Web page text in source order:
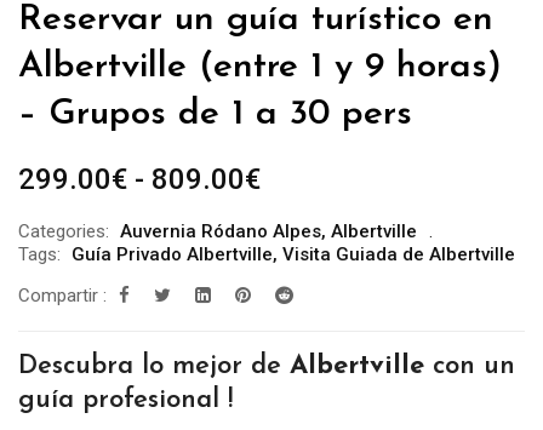
Reservar un guía turístico en
Albertville (entre 1 y 9 horas)
– Grupos de 1 a 30 pers
299.00€ - 809.00€Rango
precios:
desde
299.00€
hasta
809.00€
Categories: Auvernia Ródano Alpes, Albertville
Tags:
Guía Privado Albertville, Visita Guiada de Albertville
Compartir :
Descubra lo mejor de Albertville con un
guía profesional !